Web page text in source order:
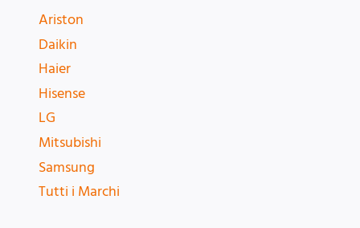
Ariston
Daikin
Haier
Hisense
LG
Mitsubishi
Samsung
Tutti i Marchi